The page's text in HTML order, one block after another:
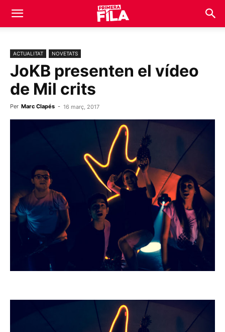
ACTUALITAT NOVETATS
JoKB presenten el vídeo
de Mil crits
Per Marc Clapés - 16 març, 2017